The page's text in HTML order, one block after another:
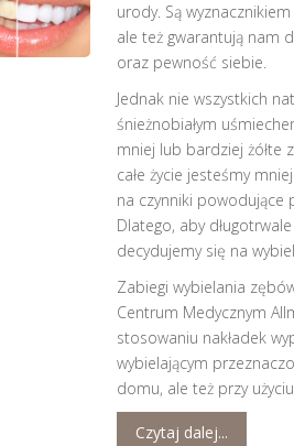
urody. Są
ale też gwarantują nam
oraz pewność siebie.
Jednak nie wszystkich
śnieżnobiałym
mniej lub bardziej żółte
całe życie jesteśmy
na czynniki powodujące
Dlatego, aby
decydujemy się na
Zabiegi wybielania
Centrum Medycznym
stosowaniu nakładek
wybielającym
domu, ale też przy
Czytaj dalej...